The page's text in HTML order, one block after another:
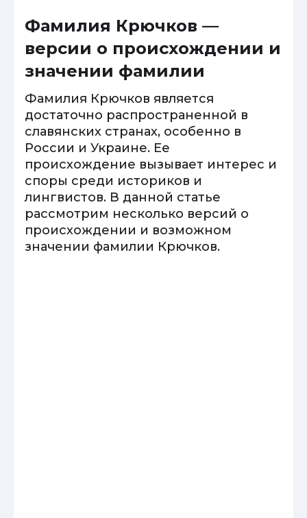
Фамилия Крючков —
версии о происхождении и
значении фамилии
Фамилия Крючков является
достаточно распространенной в
славянских странах, особенно в
России и Украине. Ее
происхождение вызывает интерес и
споры среди историков и
лингвистов. В данной статье
рассмотрим несколько версий о
происхождении и возможном
значении фамилии Крючков.